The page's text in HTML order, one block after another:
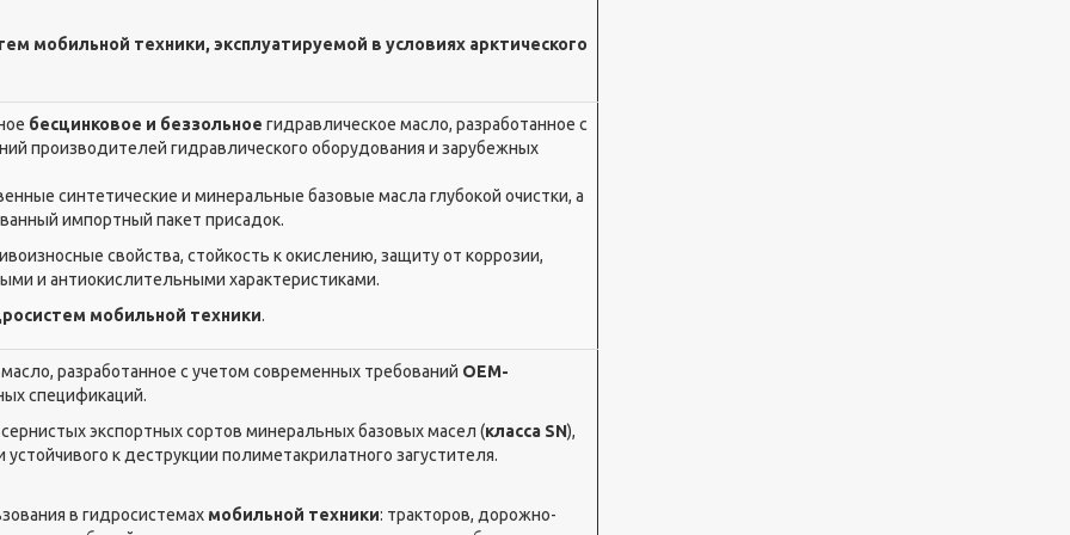
мобильной техники, эксплуатируемой в условиях арктического
бесцинковое и беззольное гидравлическое масло, разработанное с
производителей гидравлического оборудования и зарубежных
синтетические и минеральные базовые масла глубокой очистки, а
импортный пакет присадок.
свойства, стойкость к окислению, защиту от коррозии,
и антиокислительными характеристиками.
мобильной техники.
разработанное с учетом современных требований OEM-
спецификаций.
экспортных сортов минеральных базовых масел (класса SN),
к деструкции полиметакрилатного загустителя.
в гидросистемах мобильной техники: тракторов, дорожно-